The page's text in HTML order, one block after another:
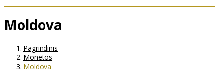
Moldova
Pagrindinis
Monetos
Moldova